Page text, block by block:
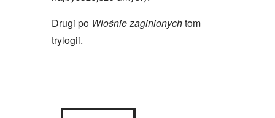
Drugi po Wiośnie zaginionychtom
trylogii.